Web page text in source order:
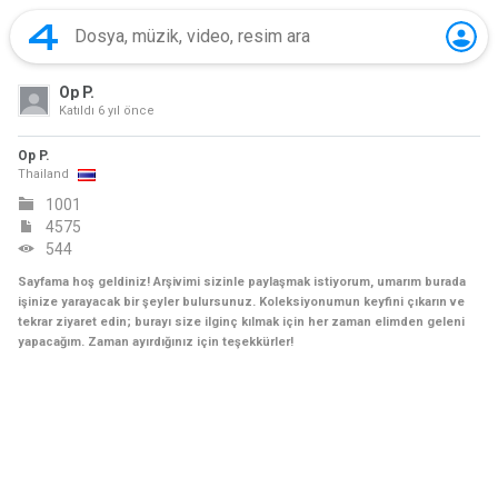
Op P.
Katıldı 6 yıl önce
Op P.
Thailand
1001
4575
544
Sayfama hoş geldiniz! Arşivimi sizinle paylaşmak istiyorum, umarım burada
işinize yarayacak bir şeyler bulursunuz. Koleksiyonumun keyfini çıkarın ve
tekrar ziyaret edin; burayı size ilginç kılmak için her zaman elimden geleni
yapacağım. Zaman ayırdığınız için teşekkürler!